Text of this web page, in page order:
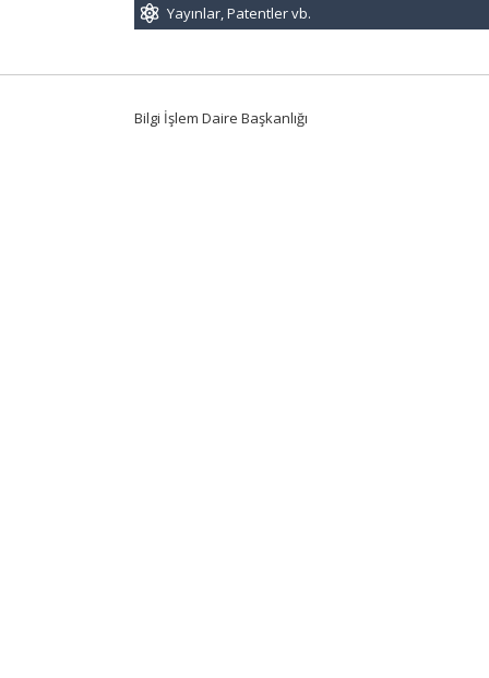
Yayınlar, Patentler vb.
Bilgi İşlem Daire Başkanlığı